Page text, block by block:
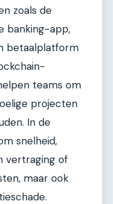
zoals de
banking-app,
betaalplatform
teams om
projecten
In de
snelheid,
vertraging of
maar ook